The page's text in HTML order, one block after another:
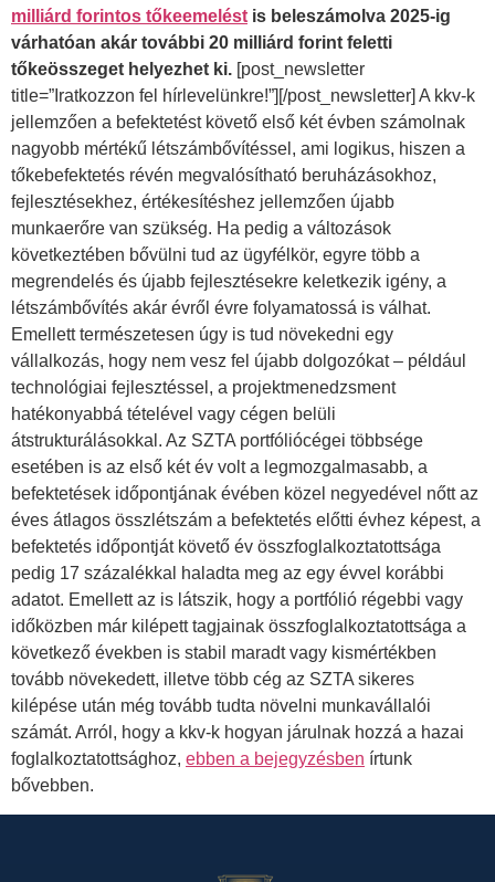
milliárd forintos tőkeemelést is beleszámolva 2025-ig
várhatóan akár további 20 milliárd forint feletti
tőkeösszeget helyezhet ki. [post_newsletter
title=”Iratkozzon fel hírlevelünkre!”][/post_newsletter] A kkv-k
jellemzően a befektetést követő első két évben számolnak
nagyobb mértékű létszámbővítéssel, ami logikus, hiszen a
tőkebefektetés révén megvalósítható beruházásokhoz,
fejlesztésekhez, értékesítéshez jellemzően újabb
munkaerőre van szükség. Ha pedig a változások
következtében bővülni tud az ügyfélkör, egyre több a
megrendelés és újabb fejlesztésekre keletkezik igény, a
létszámbővítés akár évről évre folyamatossá is válhat.
Emellett természetesen úgy is tud növekedni egy
vállalkozás, hogy nem vesz fel újabb dolgozókat – például
technológiai fejlesztéssel, a projektmenedzsment
hatékonyabbá tételével vagy cégen belüli
átstrukturálásokkal. Az SZTA portfóliócégei többsége
esetében is az első két év volt a legmozgalmasabb, a
befektetések időpontjának évében közel negyedével nőtt az
éves átlagos összlétszám a befektetés előtti évhez képest, a
befektetés időpontját követő év összfoglalkoztatottsága
pedig 17 százalékkal haladta meg az egy évvel korábbi
adatot. Emellett az is látszik, hogy a portfólió régebbi vagy
időközben már kilépett tagjainak összfoglalkoztatottsága a
következő években is stabil maradt vagy kismértékben
tovább növekedett, illetve több cég az SZTA sikeres
kilépése után még tovább tudta növelni munkavállalói
számát. Arról, hogy a kkv-k hogyan járulnak hozzá a hazai
foglalkoztatottsághoz, ebben a bejegyzésben írtunk
bővebben.